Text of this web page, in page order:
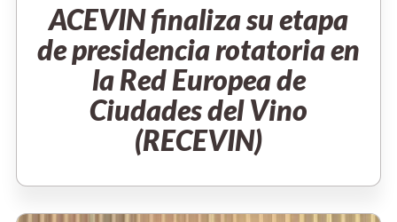
ACEVIN finaliza su etapa
de presidencia rotatoria en
la Red Europea de
Ciudades del Vino
(RECEVIN)